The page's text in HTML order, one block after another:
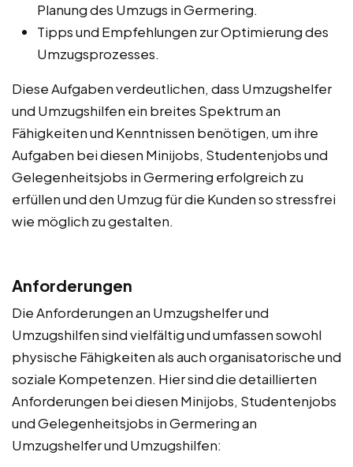
Planung des Umzugs in Germering.
Tipps und Empfehlungen zur Optimierung des
Umzugsprozesses.
Diese Aufgaben verdeutlichen, dass Umzugshelfer
und Umzugshilfen ein breites Spektrum an
Fähigkeiten und Kenntnissen benötigen, um ihre
Aufgaben bei diesen Minijobs, Studentenjobs und
Gelegenheitsjobs in Germering erfolgreich zu
erfüllen und den Umzug für die Kunden so stressfrei
wie möglich zu gestalten.
Anforderungen
Die Anforderungen an Umzugshelfer und
Umzugshilfen sind vielfältig und umfassen sowohl
physische Fähigkeiten als auch organisatorische und
soziale Kompetenzen. Hier sind die detaillierten
Anforderungen bei diesen Minijobs, Studentenjobs
und Gelegenheitsjobs in Germering an
Umzugshelfer und Umzugshilfen: